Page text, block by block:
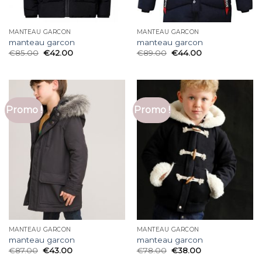
MANTEAU GARCON
manteau garcon
€85.00 €42.00
MANTEAU GARCON
manteau garcon
€89.00 €44.00
Promo !
MANTEAU GARCON
manteau garcon
€87.00 €43.00
Promo !
MANTEAU GARCON
manteau garcon
€78.00 €38.00